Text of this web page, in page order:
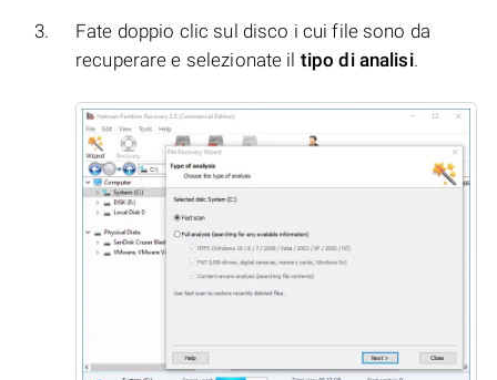
Fate doppio clic sul disco i cui file sono da
recuperare e selezionate il tipo di analisi.